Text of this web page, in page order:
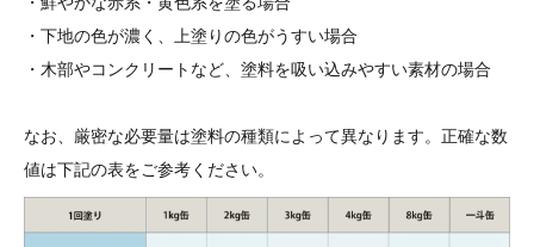
・下地の色が濃く、上塗りの色がうすい場合
・木部やコンクリートなど、塗料を吸い込みやすい素材の場合
なお、厳密な必要量は塗料の種類によって異なります。正確な数
値は下記の表をご参考ください。